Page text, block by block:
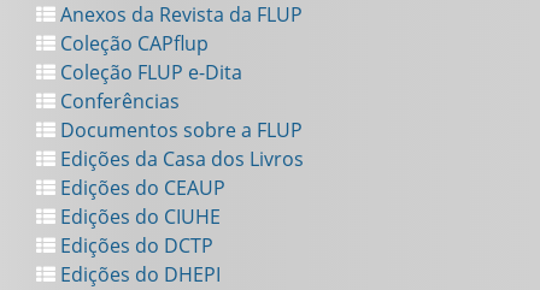
Anexos da Revista da FLUP
Coleção CAPflup
Coleção FLUP e-Dita
Conferências
Documentos sobre a FLUP
Edições da Casa dos Livros
Edições do CEAUP
Edições do CIUHE
Edições do DCTP
Edições do DHEPI